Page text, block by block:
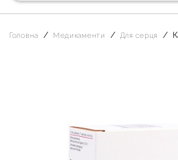
Головна Медикаменти Для серця